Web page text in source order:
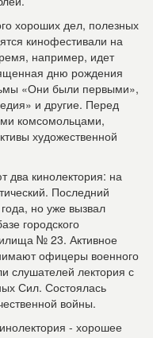
хороших дел, полезных
кинофестивали на
например, идет
дню рождения
«Они были первыми»,
и другие. Перед
комсомольцами,
художественной
два кинолектория: на
Последний
но уже вызвал
городского
№ 23. Активное
офицеры военного
слушателей лектория с
Сил. Состоялась
войны.
- хорошее